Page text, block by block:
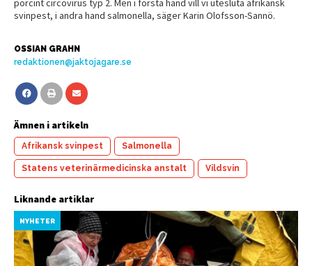
porcint circovirus typ 2. Men i första hand vill vi utesluta afrikansk
svinpest, i andra hand salmonella, säger Karin Olofsson-Sannö.
OSSIAN GRAHN
redaktionen@jaktojagare.se
Ämnen i artikeln
Afrikansk svinpest Salmonella
Statens veterinärmedicinska anstalt Vildsvin
Liknande artiklar
NYHETER